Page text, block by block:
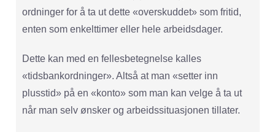
ordninger for å ta ut dette «overskuddet» som fritid,
enten som enkelttimer eller hele arbeidsdager.
Dette kan med en fellesbetegnelse kalles
«tidsbankordninger». Altså at man «setter inn
plusstid» på en «konto» som man kan velge å ta ut
når man selv ønsker og arbeidssituasjonen tillater.